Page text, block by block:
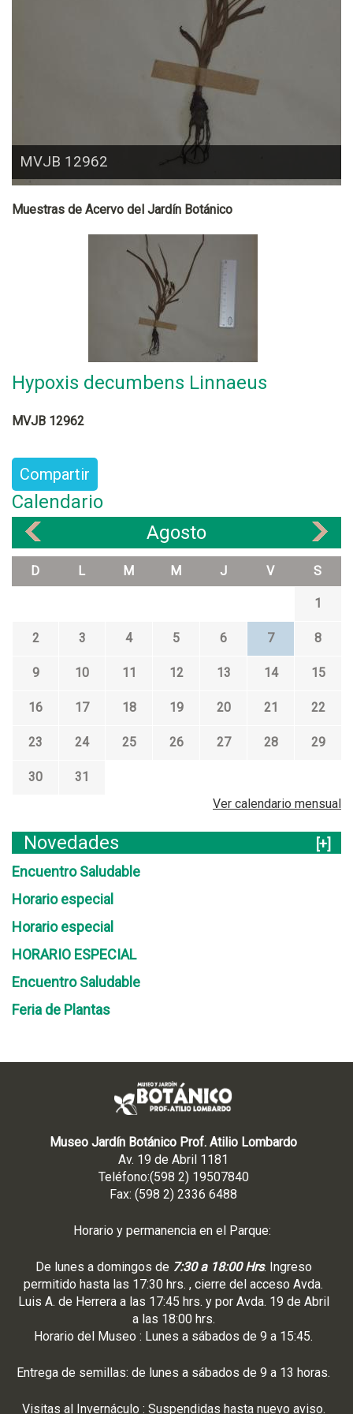
MVJB 12962
Muestras de Acervo del Jardín Botánico
Hypoxis decumbens Linnaeus
MVJB 12962
Compartir
Calendario
Agosto
D L M M J V S
1
2 3 4 5 6 7 8
9 10 11 12 13 14 15
16 17 18 19 20 21 22
23 24 25 26 27 28 29
30
31
Ver calendario mensual
Novedades
[+]
Encuentro Saludable
Horario especial
Horario especial
HORARIO ESPECIAL
Encuentro Saludable
Feria de Plantas
Museo Jardín Botánico Prof. Atilio Lombardo
Av. 19 de Abril 1181
Teléfono:(598 2) 19507840
Fax: (598 2) 2336 6488
Horario y permanencia en el Parque:
De lunes a domingos de 7:30 a 18:00 Hrs. Ingreso
permitido hasta las 17:30 hrs. , cierre del acceso Avda.
Luis A. de Herrera a las 17:45 hrs. y por Avda. 19 de Abril
a las 18:00 hrs.
Horario del Museo : Lunes a sábados de 9 a 15:45.
Entrega de semillas: de lunes a sábados de 9 a 13 horas.
Visitas al Invernáculo : Suspendidas hasta nuevo aviso.